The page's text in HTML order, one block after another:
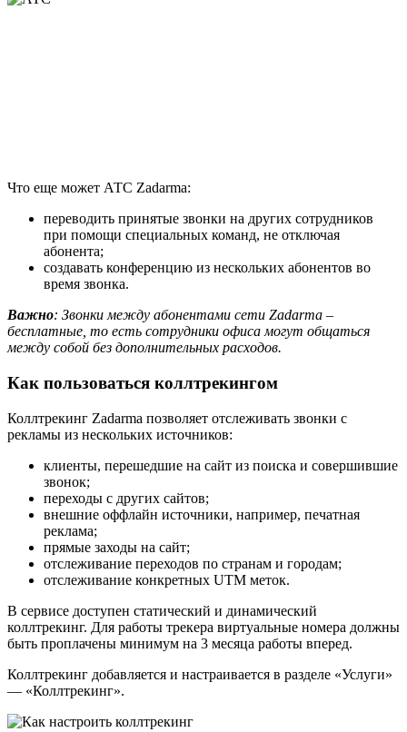
Что еще может АТС Zadarma:
переводить принятые звонки на других сотрудников
при помощи специальных команд, не отключая
абонента;
создавать конференцию из нескольких абонентов во
время звонка.
Важно: Звонки между абонентами сети Zadarma –
бесплатные, то есть сотрудники офиса могут общаться
между собой без дополнительных расходов.
Как пользоваться коллтрекингом
Коллтрекинг Zadarma позволяет отслеживать звонки с
рекламы из нескольких источников:
клиенты, перешедшие на сайт из поиска и совершившие
звонок;
переходы с других сайтов;
внешние оффлайн источники, например, печатная
реклама;
прямые заходы на сайт;
отслеживание переходов по странам и городам;
отслеживание конкретных UTM меток.
В сервисе доступен статический и динамический
коллтрекинг. Для работы трекера виртуальные номера должны
быть проплачены минимум на 3 месяца работы вперед.
Коллтрекинг добавляется и настраивается в разделе «Услуги»
— «Коллтрекинг».